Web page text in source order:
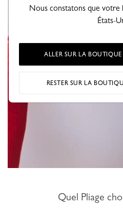
Quel Pliage
Nous constatons que votre
États-
ALLER SUR LA
RESTER SUR LA